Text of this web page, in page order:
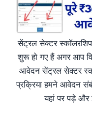
सेंट्रल सेक्टर
शुरू हो गए हैं अगर आप
आवेदन सेंट्रल सेक्टर
प्रक्रिया हमने आवेदन
यहां पर पड़े और